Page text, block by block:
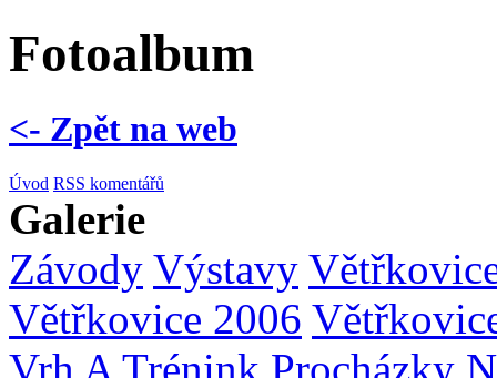
Fotoalbum
<- Zpět na web
Úvod RSS komentářů
Galerie
Závody Výstavy
Větřkovice 2006
Vrh A Trénink Procházky